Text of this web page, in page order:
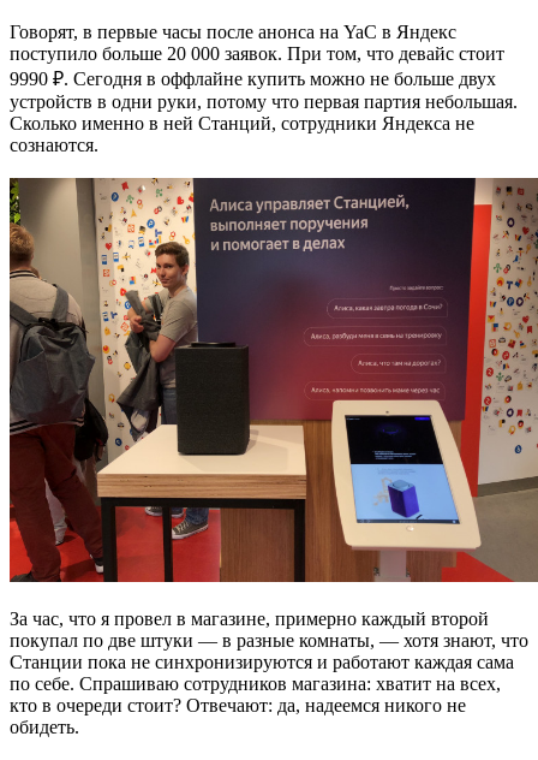
Говорят, в первые часы после анонса на YaC в Яндекс
поступило больше 20 000 заявок. При том, что девайс стоит
9990 ₽. Сегодня в оффлайне купить можно не больше двух
устройств в одни руки, потому что первая партия небольшая.
Сколько именно в ней Станций, сотрудники Яндекса не
сознаются.
За час, что я провел в магазине, примерно каждый второй
покупал по две штуки — в разные комнаты, — хотя знают, что
Станции пока не синхронизируются и работают каждая сама
по себе. Спрашиваю сотрудников магазина: хватит на всех,
кто в очереди стоит? Отвечают: да, надеемся никого не
обидеть.